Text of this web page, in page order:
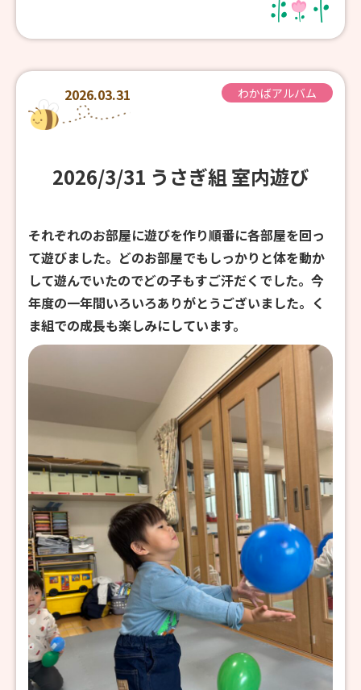
2026.03.31 わかばアルバム
2026/3/31 うさぎ組 室内遊び
それぞれのお部屋に遊びを作り順番に各部屋を回っ
て遊びました。どのお部屋でもしっかりと体を動か
して遊んでいたのでどの子もすご汗だくでした。今
年度の一年間いろいろありがとうございました。く
ま組での成長も楽しみにしています。